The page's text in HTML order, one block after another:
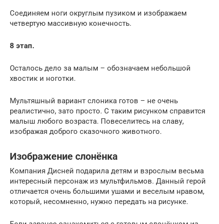
Соединяем ноги округлым пузиком и изображаем
четвертую массивную конечность.
8 этап.
Осталось дело за малым – обозначаем небольшой
хвостик и ноготки.
Мультяшный вариант слоника готов – не очень
реалистично, зато просто. С таким рисунком справится
малыш любого возраста. Повеселитесь на славу,
изображая доброго сказочного животного.
Изображение слонёнка
Компания Дисней подарила детям и взрослым весьма
интересный персонаж из мультфильмов. Данный герой
отличается очень большими ушами и веселым нравом,
который, несомненно, нужно передать на рисунке.